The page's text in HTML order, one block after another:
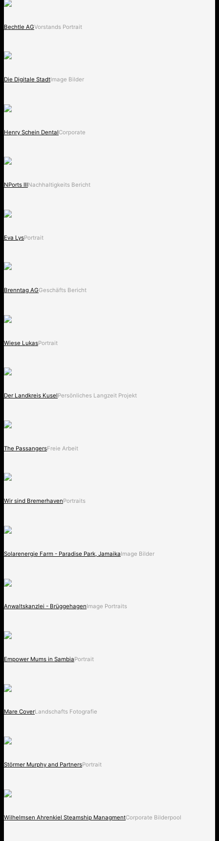
Bechtle AGVorstands Portrait
Die Digitale StadtImage Bilder
Henry Schein DentalCorporate
NPorts IIINachhaltigkeits Bericht
Eva LysPortrait
Brenntag AGGeschäfts Bericht
Wiese LukasPortrait
Der Landkreis KuselPersönliches Langzeit Projekt
The PassangersFreie Arbeit
Wir sind BremerhavenPortraits
Solarenergie Farm - Paradise Park, JamaikaImage Bilder
Anwaltskanzlei - BrüggehagenImage Portraits
Empower Mums in SambiaPortrait
Mare CoverLandschafts Fotografie
Störmer Murphy and PartnersPortrait
Wilhelmsen Ahrenkiel Steamship ManagmentCorporate Bilderpool